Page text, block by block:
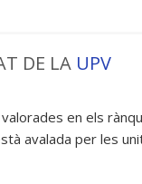
DE LA UPV
en els
avalada per les